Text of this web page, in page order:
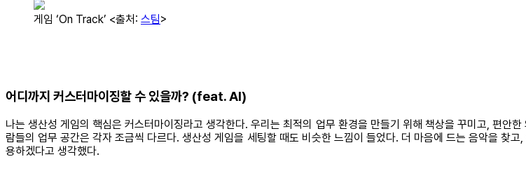
게임 ‘On Track’ <출처: 스팀>
어디까지 커스터마이징할 수 있을까? (feat. AI)
나는 생산성 게임의 핵심은 커스터마이징라고 생각한다. 우리는 최적의 업무 환경을 만들기 위해 책상을 꾸미고, 편안
람들의 업무 공간은 각자 조금씩 다르다. 생산성 게임을 세팅할 때도 비슷한 느낌이 들었다. 더 마음에 드는 음악을 찾
용하겠다고 생각했다.